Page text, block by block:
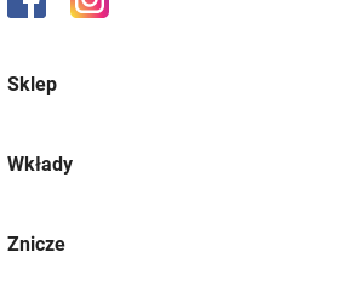
Sklep
Wkłady
Znicze